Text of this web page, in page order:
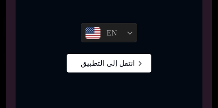
EN
انتقل إلى التطبيق